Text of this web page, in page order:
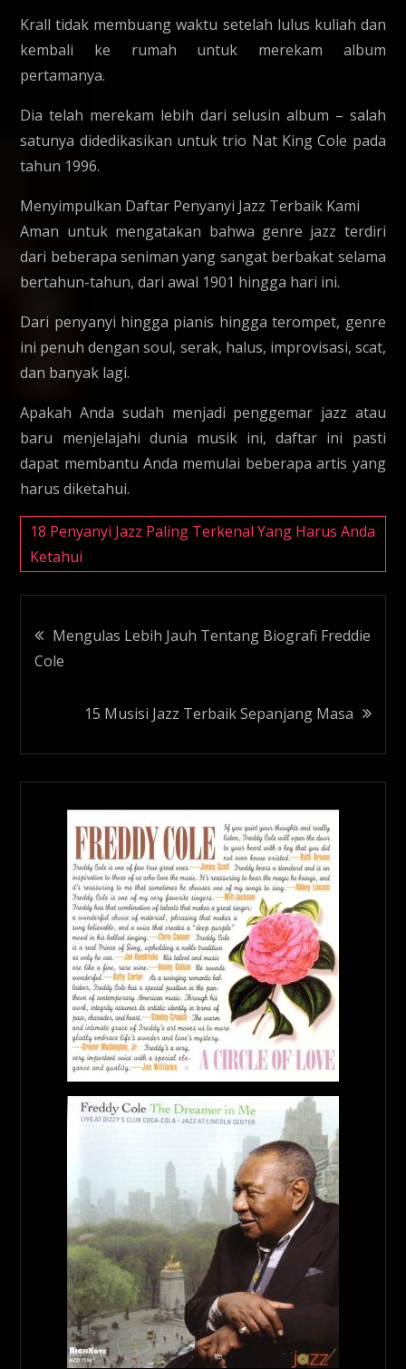
Krall tidak membuang waktu setelah lulus kuliah dan
kembali ke rumah untuk merekam album
pertamanya.
Dia telah merekam lebih dari selusin album – salah
satunya didedikasikan untuk trio Nat King Cole pada
tahun 1996.
Menyimpulkan Daftar Penyanyi Jazz Terbaik Kami
Aman untuk mengatakan bahwa genre jazz terdiri
dari beberapa seniman yang sangat berbakat selama
bertahun-tahun, dari awal 1901 hingga hari ini.
Dari penyanyi hingga pianis hingga terompet, genre
ini penuh dengan soul, serak, halus, improvisasi, scat,
dan banyak lagi.
Apakah Anda sudah menjadi penggemar jazz atau
baru menjelajahi dunia musik ini, daftar ini pasti
dapat membantu Anda memulai beberapa artis yang
harus diketahui.
18 Penyanyi Jazz Paling Terkenal Yang Harus Anda
Ketahui
Navigasi
pos
Mengulas Lebih Jauh Tentang Biografi Freddie
Cole
15 Musisi Jazz Terbaik Sepanjang Masa